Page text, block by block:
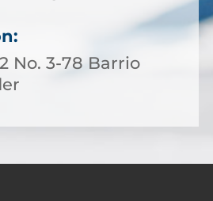
No. 3-78 Barrio